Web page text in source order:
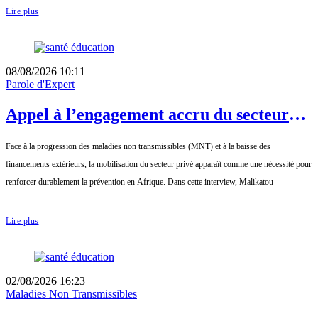
Lire plus
08/08/2026 10:11
Parole d'Expert
Appel à l’engagement accru du secteur
Interview de Malikatou Djermakoye
Face à la progression des maladies non transmissibles (MNT) et à la baisse des
financements extérieurs, la mobilisation du secteur privé apparaît comme une nécessité pour
renforcer durablement la prévention en Afrique. Dans cette interview, Malikatou
Lire plus
02/08/2026 16:23
Maladies Non Transmissibles